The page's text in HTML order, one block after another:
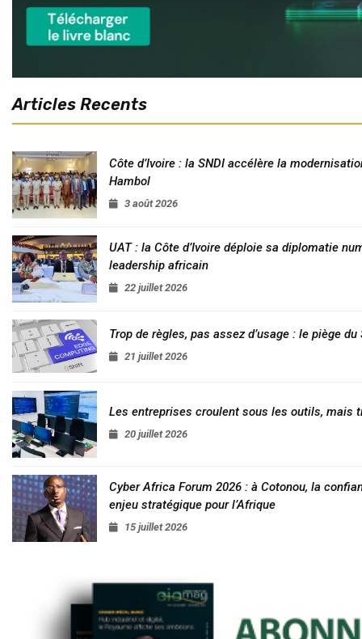
Articles Recents
Côte d’Ivoire : la SNDI accélère la
Hambol
3 août 2026
UAT : la Côte d’Ivoire déploie sa diplomatie
leadership africain
22 juillet 2026
Trop de règles, pas assez d’usage : le piège du
21 juillet 2026
Les entreprises croulent sous les outils, mais
20 juillet 2026
Cyber Africa Forum 2026 : à Cotonou, la
enjeu stratégique pour l’Afrique
15 juillet 2026